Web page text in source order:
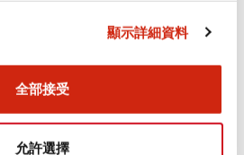
顯示詳細資料
全部接受
允許選擇
準